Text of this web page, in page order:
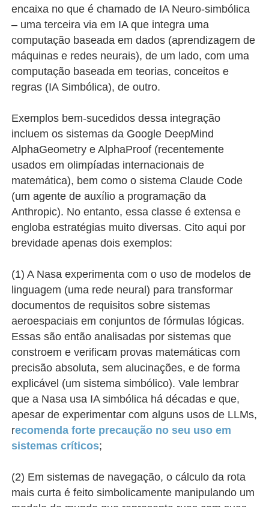
encaixa no que é chamado de IA Neuro-simbólica
– uma terceira via em IA que integra uma
computação baseada em dados (aprendizagem de
máquinas e redes neurais), de um lado, com uma
computação baseada em teorias, conceitos e
regras (IA Simbólica), de outro.
Exemplos bem-sucedidos dessa integração
incluem os sistemas da Google DeepMind
AlphaGeometry e AlphaProof (recentemente
usados em olimpíadas internacionais de
matemática), bem como o sistema Claude Code
(um agente de auxílio a programação da
Anthropic). No entanto, essa classe é extensa e
engloba estratégias muito diversas. Cito aqui por
brevidade apenas dois exemplos:
(1) A Nasa experimenta com o uso de modelos de
linguagem (uma rede neural) para transformar
documentos de requisitos sobre sistemas
aeroespaciais em conjuntos de fórmulas lógicas.
Essas são então analisadas por sistemas que
constroem e verificam provas matemáticas com
precisão absoluta, sem alucinações, e de forma
explicável (um sistema simbólico). Vale lembrar
que a Nasa usa IA simbólica há décadas e que,
apesar de experimentar com alguns usos de LLMs,
recomenda forte precaução no seu uso em
sistemas críticos;
(2) Em sistemas de navegação, o cálculo da rota
mais curta é feito simbolicamente manipulando um